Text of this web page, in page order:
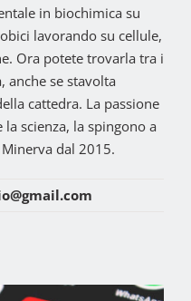
in biochimica su
lavorando su cellule,
Ora potete trovarla tra i
anche se stavolta
cattedra. La passione
scienza, la spingono a
dal 2015.